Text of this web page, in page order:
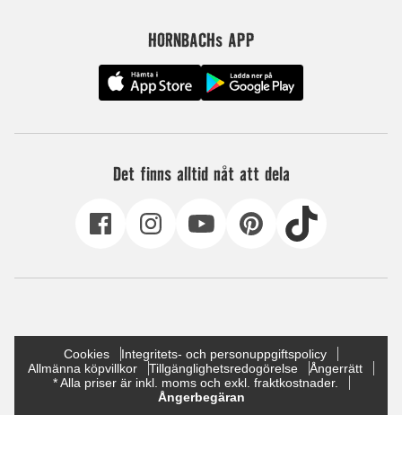
HORNBACHs APP
Det finns alltid nåt att dela
Cookies
Integritets- och personuppgiftspolicy
Allmänna köpvillkor
Tillgänglighetsredogörelse
Ångerrätt
* Alla priser är inkl. moms och exkl. fraktkostnader.
Ångerbegäran